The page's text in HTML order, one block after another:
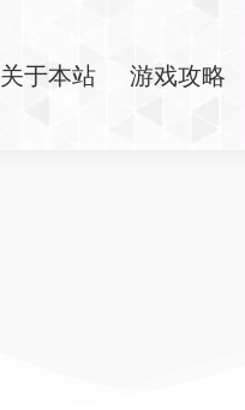
关于本站 游戏攻略